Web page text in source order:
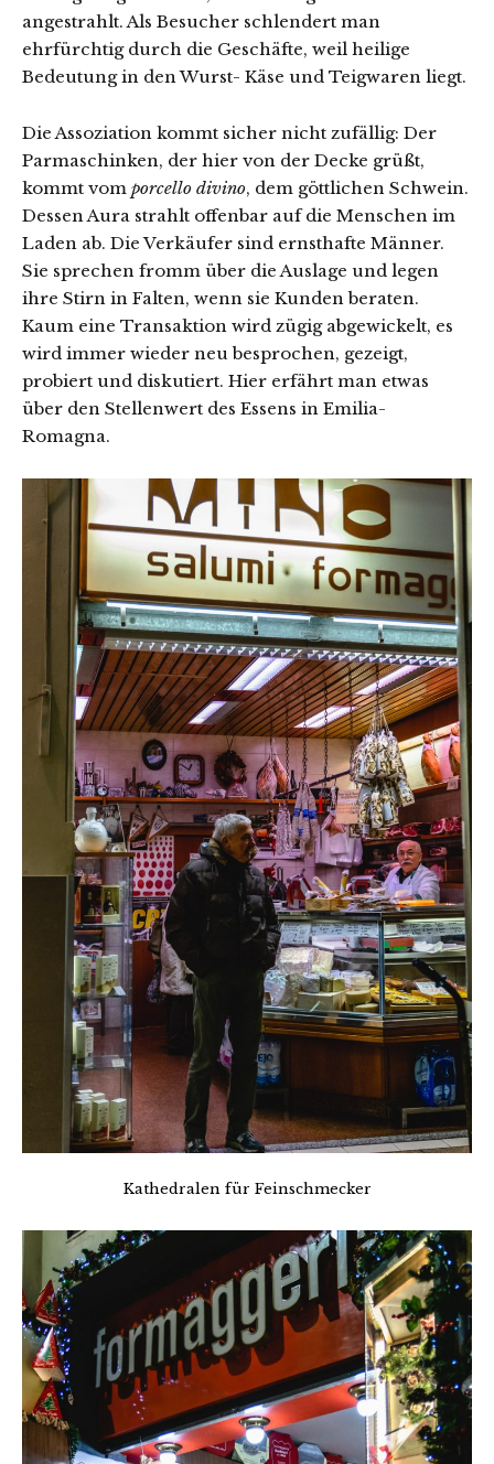
angestrahlt. Als Besucher schlendert man
ehrfürchtig durch die Geschäfte, weil heilige
Bedeutung in den Wurst- Käse und Teigwaren liegt.
Die Assoziation kommt sicher nicht zufällig: Der
Parmaschinken, der hier von der Decke grüßt,
kommt vom porcello divino, dem göttlichen Schwein.
Dessen Aura strahlt offenbar auf die Menschen im
Laden ab. Die Verkäufer sind ernsthafte Männer.
Sie sprechen fromm über die Auslage und legen
ihre Stirn in Falten, wenn sie Kunden beraten.
Kaum eine Transaktion wird zügig abgewickelt, es
wird immer wieder neu besprochen, gezeigt,
probiert und diskutiert. Hier erfährt man etwas
über den Stellenwert des Essens in Emilia-
Romagna.
Kathedralen für Feinschmecker